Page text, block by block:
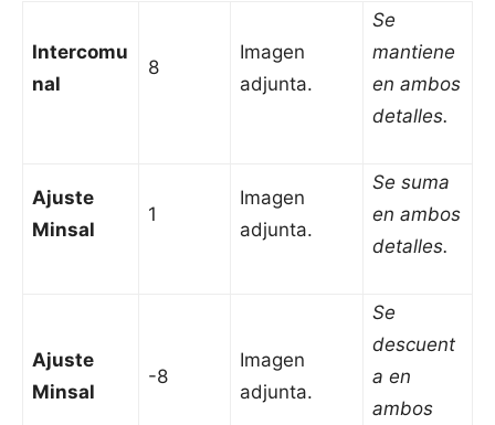
Intercomu
nal
8
Imagen
adjunta.
Se
mantiene
en ambos
detalles.
Ajuste
Minsal
1
Imagen
adjunta.
Se suma
en ambos
detalles.
Ajuste
Minsal
-8
Imagen
adjunta.
Se
descuent
a en
ambos